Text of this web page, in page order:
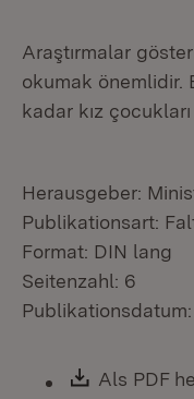
Araştırmalar
okumak önemlidir.
kadar kız
Herausgeber:
Publikationsart:
Format: DIN lang
Seitenzahl: 6
Publikationsdatum:
Download:
Als PDF